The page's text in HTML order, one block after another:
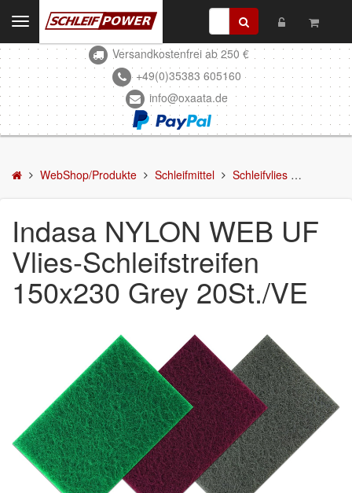
Kontakt
WebShop/Produkte
Schleifmittel
Schleifscheiben
DELTA-Schleifscheiben
Schleifstreifen
Schleifmittel in Rollen
Schleifbogen
Schleif-Handpads
Zubehör/Hilfsmittel
Kleben & Beschichten
Abdecken
Toggle
navigation Versandkostenfrei ab 250 €
+49(0)35383 605160
info@oxaata.de
WebShop/Produkte Schleifmittel Schleifvlies
Indasa NYLON WEB UF
Vlies-Schleifstreifen
150x230 Grey 20St./VE